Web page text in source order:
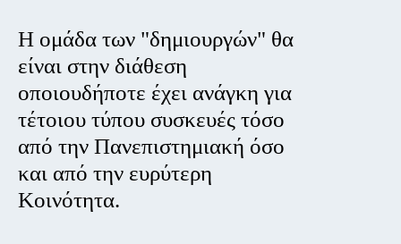
Η ομάδα των "δημιουργών" θα
είναι στην διάθεση
οποιουδήποτε έχει ανάγκη για
τέτοιου τύπου συσκευές τόσο
από την Πανεπιστημιακή όσο
και από την ευρύτερη
Κοινότητα.